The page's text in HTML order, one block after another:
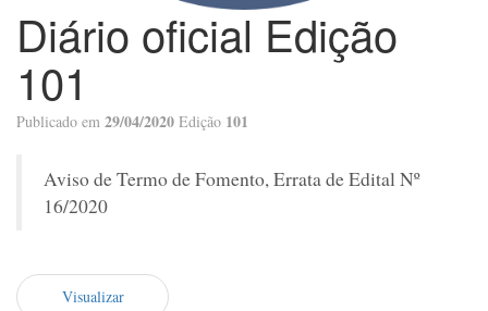
Diário oficial Edição
101
Publicado em 29/04/2020 Edição 101
Aviso de Termo de Fomento, Errata de Edital Nº
16/2020
Visualizar